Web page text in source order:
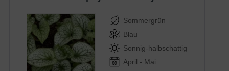
Sommergrün
Blau
Sonnig-halbschattig
April - Mai